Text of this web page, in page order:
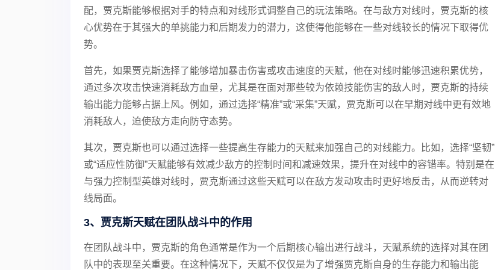
配，贾克斯能够根据对手的特点和对线形式调整自己的玩法策略。在与敌方对线时，贾克斯的核
心优势在于其强大的单挑能力和后期发力的潜力，这使得他能够在一些对线较长的情况下取得优
势。
首先，如果贾克斯选择了能够增加暴击伤害或攻击速度的天赋，他在对线时能够迅速积累优势，
通过多次攻击快速消耗敌方血量，尤其是在面对那些较为依赖技能伤害的敌人时，贾克斯的持续
输出能力能够占据上风。例如，通过选择“精准”或“采集”天赋，贾克斯可以在早期对线中更有效地
消耗敌人，迫使敌方走向防守态势。
其次，贾克斯也可以通过选择一些提高生存能力的天赋来加强自己的对线能力。比如，选择“坚韧”
或“适应性防御”天赋能够有效减少敌方的控制时间和减速效果，提升在对线中的容错率。特别是在
与强力控制型英雄对线时，贾克斯通过这些天赋可以在敌方发动攻击时更好地反击，从而逆转对
线局面。
3、贾克斯天赋在团队战斗中的作用
在团队战斗中，贾克斯的角色通常是作为一个后期核心输出进行战斗，天赋系统的选择对其在团
队中的表现至关重要。在这种情况下，天赋不仅仅是为了增强贾克斯自身的生存能力和输出能